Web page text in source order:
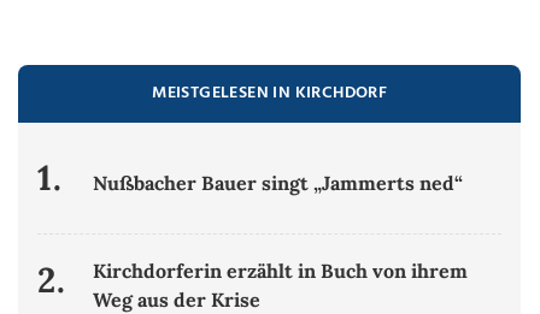
MEISTGELESEN IN KIRCHDORF
1. Nußbacher Bauer singt „Jammerts ned“
2.
Kirchdorferin erzählt in Buch von ihrem
Weg aus der Krise